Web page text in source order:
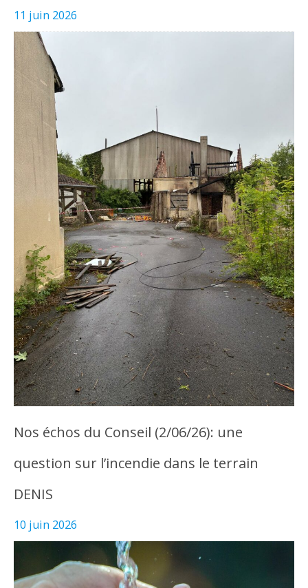
11 juin 2026
Nos échos du Conseil (2/06/26): une
question sur l’incendie dans le terrain
DENIS
10 juin 2026